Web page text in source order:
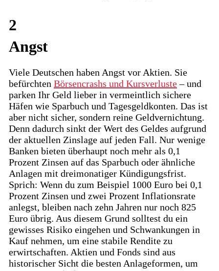
2
Angst
Viele Deutschen haben Angst vor Aktien. Sie
befürchten Börsencrashs und Kursverluste– und
parken Ihr Geld lieber in vermeintlich sichere
Häfen wie Sparbuch und Tagesgeldkonten. Das ist
aber nicht sicher, sondern reine Geldvernichtung.
Denn dadurch sinkt der Wert des Geldes aufgrund
der aktuellen Zinslage auf jeden Fall. Nur wenige
Banken bieten überhaupt noch mehr als 0,1
Prozent Zinsen auf das Sparbuch oder ähnliche
Anlagen mit dreimonatiger Kündigungsfrist.
Sprich: Wenn du zum Beispiel 1000 Euro bei 0,1
Prozent Zinsen und zwei Prozent Inflationsrate
anlegst, bleiben nach zehn Jahren nur noch 825
Euro übrig. Aus diesem Grund solltest du ein
gewisses Risiko eingehen und Schwankungen in
Kauf nehmen, um eine stabile Rendite zu
erwirtschaften. Aktien und Fonds sind aus
historischer Sicht die besten Anlageformen, um